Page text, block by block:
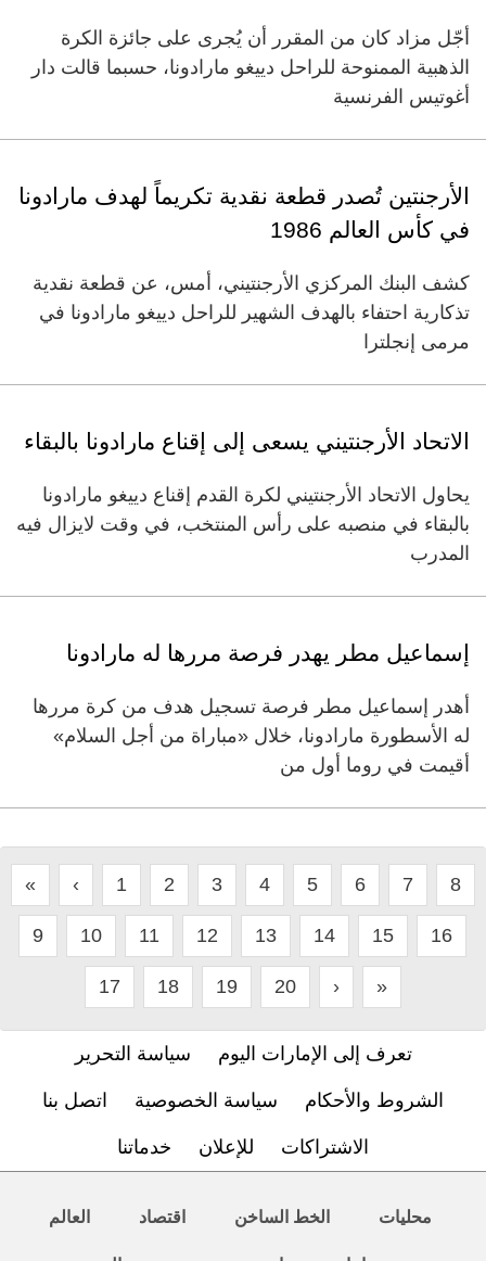
أجّل مزاد كان من المقرر أن يُجرى على جائزة الكرة
الذهبية الممنوحة للراحل دييغو مارادونا، حسبما قالت دار
أغوتيس الفرنسية
الأرجنتين تُصدر قطعة نقدية تكريماً لهدف مارادونا
في كأس العالم 1986
كشف البنك المركزي الأرجنتيني، أمس، عن قطعة نقدية
تذكارية احتفاء بالهدف الشهير للراحل دييغو مارادونا في
مرمى إنجلترا
الاتحاد الأرجنتيني يسعى إلى إقناع مارادونا بالبقاء
يحاول الاتحاد الأرجنتيني لكرة القدم إقناع دييغو مارادونا
بالبقاء في منصبه على رأس المنتخب، في وقت لايزال فيه
المدرب
إسماعيل مطر يهدر فرصة مررها له مارادونا
أهدر إسماعيل مطر فرصة تسجيل هدف من كرة مررها
له الأسطورة مارادونا، خلال «مباراة من أجل السلام»
أقيمت في روما أول من
« ‹ 1 2 3 4 5 6 7 8
9 10 11 12 13 14 15 16
17 18 19 20 › »
تعرف إلى الإمارات اليوم سياسة التحرير
الشروط والأحكام سياسة الخصوصية اتصل بنا
الاشتراكات للإعلان خدماتنا
محليات الخط الساخن اقتصاد العالم